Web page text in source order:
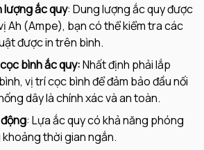
lượng ắc quy: Dung lượng ắc quy được
Ah (Ampe), bạn có thể kiểm tra các
được in trên bình.
bình ắc quy:Nhất định phải lắp
vị trí cọc bình để đảm bảo đầu nối
dây là chính xác và an toàn.
: Lựa ắc quy có khả năng phóng
thời gian ngắn.